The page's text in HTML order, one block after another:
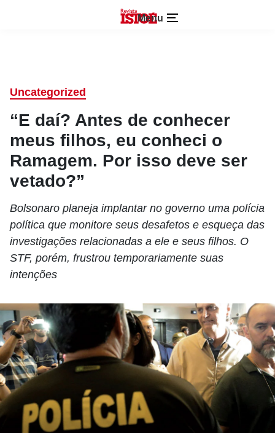
Menu
Uncategorized
“E daí? Antes de conhecer
meus filhos, eu conheci o
Ramagem. Por isso deve ser
vetado?”
Bolsonaro planeja implantar no governo uma polícia
política que monitore seus desafetos e esqueça das
investigações relacionadas a ele e seus filhos. O
STF, porém, frustrou temporariamente suas
intenções